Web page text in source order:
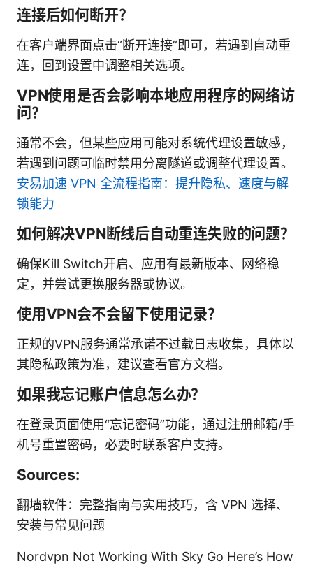
连接后如何断开？
在客户端界面点击“断开连接”即可，若遇到自动重
连，回到设置中调整相关选项。
VPN使用是否会影响本地应用程序的网络访
问？
通常不会，但某些应用可能对系统代理设置敏感，
若遇到问题可临时禁用分离隧道或调整代理设置。
安易加速 VPN 全流程指南：提升隐私、速度与解
锁能力
如何解决VPN断线后自动重连失败的问题？
确保Kill Switch开启、应用有最新版本、网络稳
定，并尝试更换服务器或协议。
使用VPN会不会留下使用记录？
正规的VPN服务通常承诺不过载日志收集，具体以
其隐私政策为准，建议查看官方文档。
如果我忘记账户信息怎么办？
在登录页面使用“忘记密码”功能，通过注册邮箱/手
机号重置密码，必要时联系客户支持。
Sources:
翻墙软件：完整指南与实用技巧，含 VPN 选择、
安装与常见问题
Nordvpn Not Working With Sky Go Here’s How